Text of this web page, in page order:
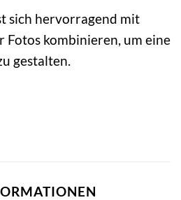
sich hervorragend mit
Fotos kombinieren, um eine
gestalten.